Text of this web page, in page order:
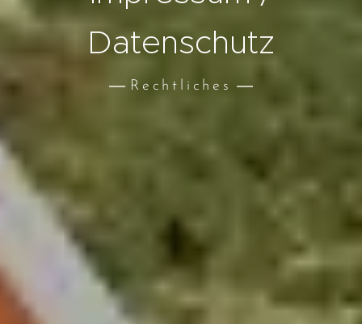
Datenschutz
Rechtliches